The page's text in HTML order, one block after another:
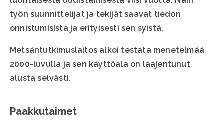
työn suunnittelijat ja tekijät saavat tiedon
onnistumisista ja erityisesti sen syistä.
Metsäntutkimuslaitos alkoi testata menetelmää
2000-luvulla ja sen käyttöala on laajentunut
alusta selvästi.
Paakkutaimet